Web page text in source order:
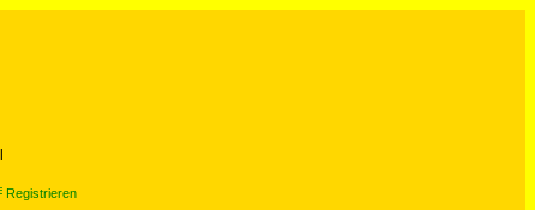
Registrieren